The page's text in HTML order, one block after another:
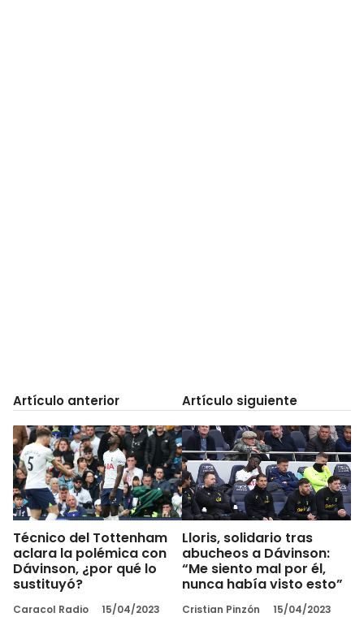
Artículo anterior
Técnico del Tottenham
aclara la polémica con
Dávinson, ¿por qué lo
sustituyó?
Caracol Radio 15/04/2023
Artículo siguiente
Lloris, solidario tras
abucheos a Dávinson:
“Me siento mal por él,
nunca había visto esto”
Cristian Pinzón 15/04/2023